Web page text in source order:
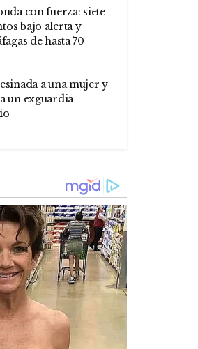
con fuerza: siete
bajo alerta y
de hasta 70
a una mujer y
un exguardia